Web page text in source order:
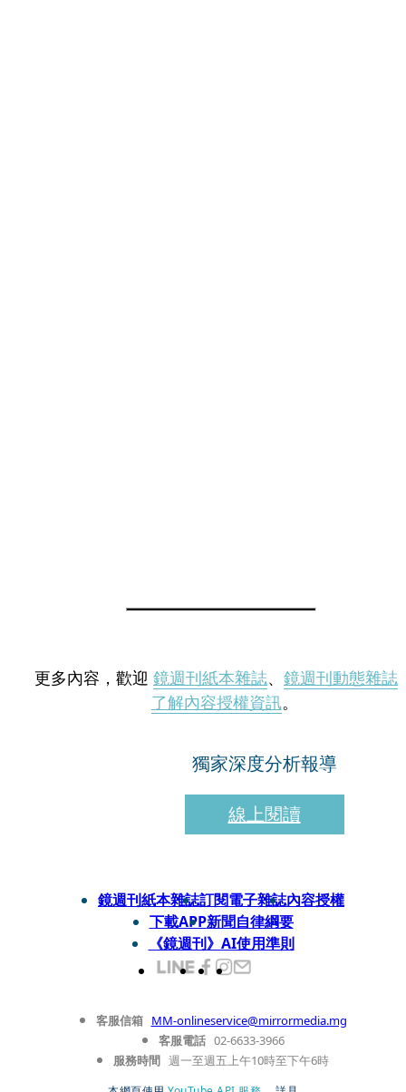
更多內容，歡迎 鏡週刊紙本雜誌、 鏡週刊動態雜誌
了解內容授權資訊。
獨家深度分析報導
線上閱讀
鏡週刊紙本雜誌訂閱電子雜誌內容授權
下載APP新聞自律綱要
《鏡週刊》AI使用準則
客服信箱 MM-onlineservice@mirrormedia.mg
客服電話 02-6633-3966
服務時間 週一至週五上午10時至下午6時